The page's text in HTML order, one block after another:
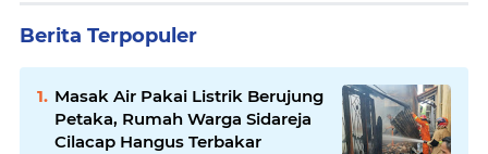
Berita Terpopuler
Masak Air Pakai Listrik Berujung
Petaka, Rumah Warga Sidareja
Cilacap Hangus Terbakar